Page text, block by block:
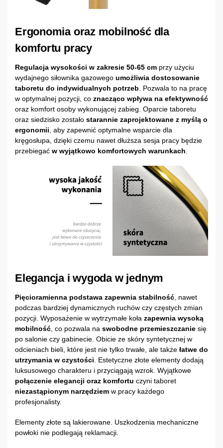
Ergonomia oraz mobilność dla
komfortu pracy
Regulacja wysokości w zakresie 50-65 cm przy użyciu
wydajnego siłownika gazowego umożliwia dostosowanie
taboretu do indywidualnych potrzeb . Pozwala to na pracę
w optymalnej pozycji, co znacząco wpływa na efektywność
oraz komfort osoby wykonującej zabieg. Oparcie taboretu
oraz siedzisko zostało starannie zaprojektowane z myślą o
ergonomii , aby zapewnić optymalne wsparcie dla
kręgosłupa, dzięki czemu nawet dłuższa sesja pracy będzie
przebiegać w wyjątkowo komfortowych warunkach
Elegancja i wygoda w jednym
Pięcioramienna podstawa zapewnia stabilność, nawet
podczas bardziej dynamicznych ruchów czy częstych zmian
pozycji. Wyposażenie w wytrzymałe koła zapewnia wysoką
mobilność, co pozwala na swobodne przemieszczanie się
po salonie czy gabinecie. Obicie ze skóry syntetycznej w
odcieniach bieli, które jest nie tylko trwałe, ale także łatwe do
utrzymania w czystości. Estetyczne złote elementy dodają
luksusowego charakteru i przyciągają wzrok. Wyjątkowe
połączenie elegancji oraz komfortu czyni taboret
niezastąpionym narzędziem w pracy każdego
profesjonalisty.
Elementy złote są lakierowane. Uszkodzenia mechaniczne
powłoki nie podlegają reklamacji.